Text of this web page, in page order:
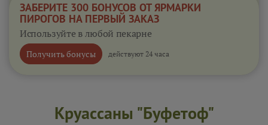
ЗАБЕРИТЕ 300 БОНУСОВ ОТ ЯРМАРКИ
ПИРОГОВ НА ПЕРВЫЙ ЗАКАЗ
Используйте в любой пекарне
Получить бонусы действуют 24 часа
Круассаны "Буфетоф"